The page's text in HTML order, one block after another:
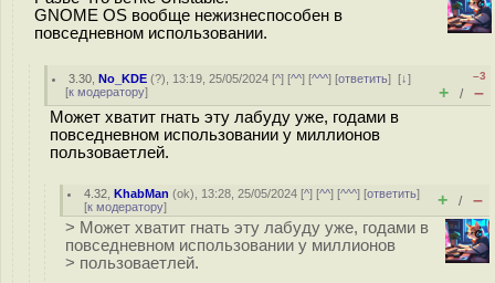
GNOME OS вообще нежизнеспособен в
повседневном использовании.
3.30 ,No_KDE (?), 13:19, 25/05/2024 [^] [^^] [^^^] [ответить][↓]
[к модератору]
–3
+ / –
Может хватит гнать эту лабуду уже, годами в
повседневном использовании у миллионов
пользоваетлей.
4.32 ,KhabMan (ok), 13:28, 25/05/2024 [^] [^^] [^^^] [ответить]
[к модератору] + / –
> Может хватит гнать эту лабуду уже, годами в
повседневном использовании у миллионов
> пользоваетлей.